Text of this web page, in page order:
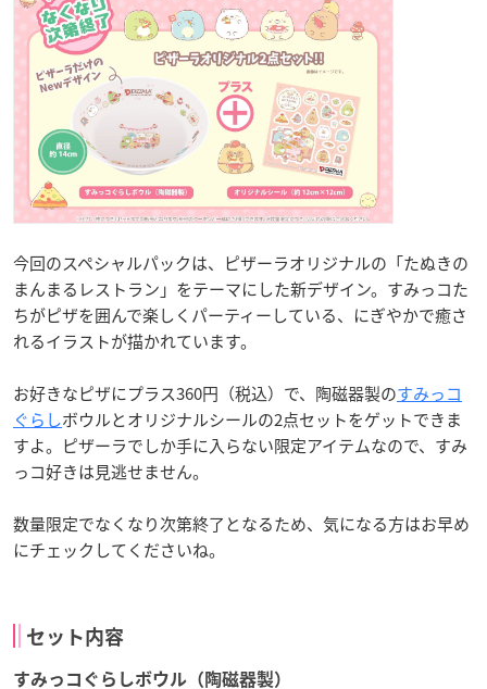
今回のスペシャルパックは、ピザーラオリジナルの「たぬきの
まんまるレストラン」をテーマにした新デザイン。すみっコた
ちがピザを囲んで楽しくパーティーしている、にぎやかで癒さ
れるイラストが描かれています。
お好きなピザにプラス360円（税込）で、陶磁器製のすみっコ
ぐらしボウルとオリジナルシールの2点セットをゲットできま
すよ。ピザーラでしか手に入らない限定アイテムなので、すみ
っコ好きは見逃せません。
数量限定でなくなり次第終了となるため、気になる方はお早め
にチェックしてくださいね。
セット内容
すみっコぐらしボウル（陶磁器製）